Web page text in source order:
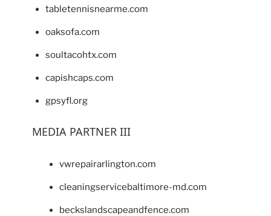
tabletennisnearme.com
oaksofa.com
soultacohtx.com
capishcaps.com
gpsyfl.org
MEDIA PARTNER III
vwrepairarlington.com
cleaningservicebaltimore-md.com
beckslandscapeandfence.com